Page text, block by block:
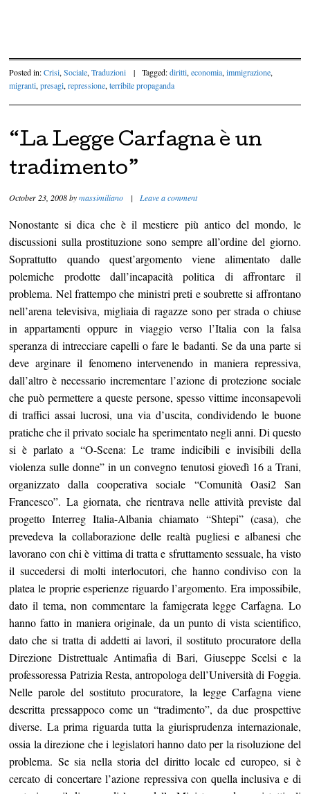
Posted in:Crisi,Sociale,Traduzioni | Tagged:diritti,economia,immigrazione,
migranti,presagi,repressione,terribile propaganda
“La Legge Carfagna è un
tradimento”
October 23, 2008bymassimiliano | Leave a comment
Nonostante si dica che è il mestiere più antico del mondo, le
discussioni sulla prostituzione sono sempre all’ordine del giorno.
Soprattutto quando quest’argomento viene alimentato dalle
polemiche prodotte dall’incapacità politica di affrontare il
problema. Nel frattempo che ministri preti e soubrette si affrontano
nell’arena televisiva, migliaia di ragazze sono per strada o chiuse
in appartamenti oppure in viaggio verso l’Italia con la falsa
speranza di intrecciare capelli o fare le badanti. Se da una parte si
deve arginare il fenomeno intervenendo in maniera repressiva,
dall’altro è necessario incrementare l’azione di protezione sociale
che può permettere a queste persone, spesso vittime inconsapevoli
di traffici assai lucrosi, una via d’uscita, condividendo le buone
pratiche che il privato sociale ha sperimentato negli anni. Di questo
si è parlato a “O-Scena: Le trame indicibili e invisibili della
violenza sulle donne” in un convegno tenutosi giovedì 16 a Trani,
organizzato dalla cooperativa sociale “Comunità Oasi2 San
Francesco”. La giornata, che rientrava nelle attività previste dal
progetto Interreg Italia-Albania chiamato “Shtepi” (casa), che
prevedeva la collaborazione delle realtà pugliesi e albanesi che
lavorano con chi è vittima di tratta e sfruttamento sessuale, ha visto
il succedersi di molti interlocutori, che hanno condiviso con la
platea le proprie esperienze riguardo l’argomento. Era impossibile,
dato il tema, non commentare la famigerata legge Carfagna. Lo
hanno fatto in maniera originale, da un punto di vista scientifico,
dato che si tratta di addetti ai lavori, il sostituto procuratore della
Direzione Distrettuale Antimafia di Bari, Giuseppe Scelsi e la
professoressa Patrizia Resta, antropologa dell’Università di Foggia.
Nelle parole del sostituto procuratore, la legge Carfagna viene
descritta pressappoco come un “tradimento”, da due prospettive
diverse. La prima riguarda tutta la giurisprudenza internazionale,
ossia la direzione che i legislatori hanno dato per la risoluzione del
problema. Se sia nella storia del diritto locale ed europeo, si è
cercato di concertare l’azione repressiva con quella inclusiva e di